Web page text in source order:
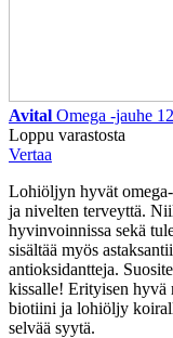
Avital Omega -jauhe
Loppu varastosta
Vertaa
Lohiöljyn hyvät
ja nivelten terveyttä.
hyvinvoinnissa sekä
sisältää myös
antioksidantteja.
kissalle! Erityisen hyvä
biotiini ja lohiöljy
selvää syytä.